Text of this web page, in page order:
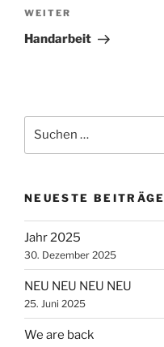
Nächster
Beitrag
WEITER
Handarbeit
nach:
NEUESTE BEITRÄGE
Jahr 2025
30. Dezember 2025
NEU NEU NEU NEU
25. Juni 2025
We are back